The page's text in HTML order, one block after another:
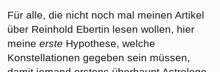
Für alle, die nicht noch mal meinen Artikel
über Reinhold Ebertin lesen wollen, hier
meine erste Hypothese, welche
Konstellationen gegeben sein müssen,